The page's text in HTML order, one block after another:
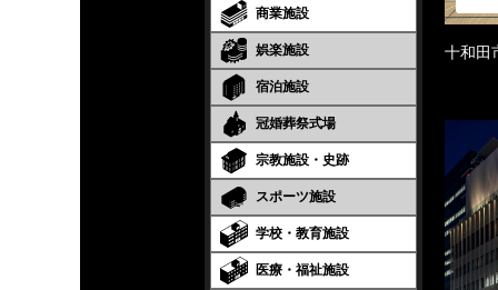
商業施設
娯楽施設
宿泊施設
冠婚葬祭式場
宗教施設・史跡
スポーツ施設
学校・教育施設
医療・福祉施設
十和田